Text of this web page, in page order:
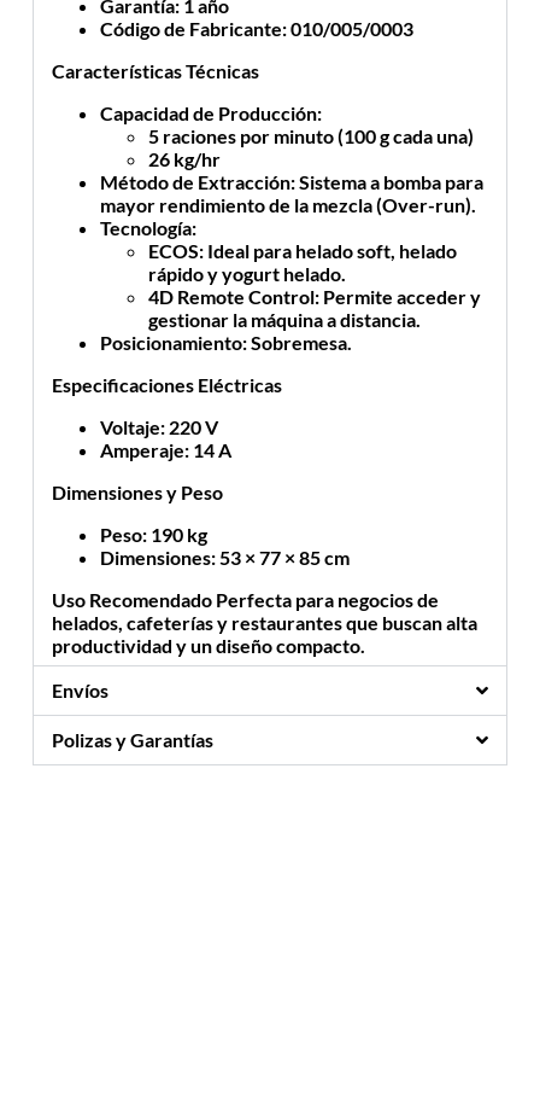
Garantía: 1 año
Código de Fabricante: 010/005/0003
Características Técnicas
Capacidad de Producción:
5 raciones por minuto (100 g cada una)
26 kg/hr
Método de Extracción: Sistema a bomba para
mayor rendimiento de la mezcla (Over-run).
Tecnología:
ECOS: Ideal para helado soft, helado
rápido y yogurt helado.
4D Remote Control: Permite acceder y
gestionar la máquina a distancia.
Posicionamiento: Sobremesa.
Especificaciones Eléctricas
Voltaje: 220 V
Amperaje: 14 A
Dimensiones y Peso
Peso: 190 kg
Dimensiones: 53 × 77 × 85 cm
Uso RecomendadoPerfecta para negocios de
helados, cafeterías y restaurantes que buscan alta
productividad y un diseño compacto.
Envíos
Polizas y Garantías